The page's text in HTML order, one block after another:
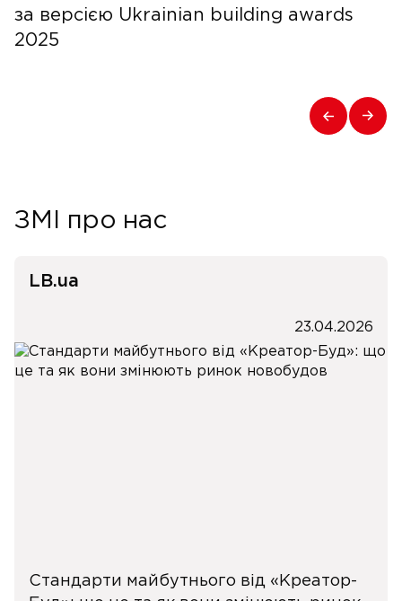
за версією Ukrainian building awards
2025
ЗМІ про нас
LB.ua
23.04.2026
Стандарти майбутнього від «Креатор-